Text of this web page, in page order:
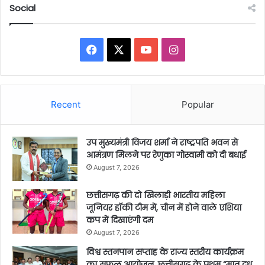
Social
Facebook YouTubeInstagram
Recent Popular
उप मुख्यमंत्री विजय शर्मा ने राष्ट्रपति भवन से
आमंत्रण मिलने पर रेणुका गोस्वामी को दी बधाई
August 7, 2026
छत्तीसगढ़ की दो खिलाड़ी भारतीय महिला
जूनियर हॉकी टीम में, चीन में होने वाले एशिया
कप में दिखाएंगी दम
August 7, 2026
विश्व स्तनपान सप्ताह के राज्य स्तरीय कार्यक्रम